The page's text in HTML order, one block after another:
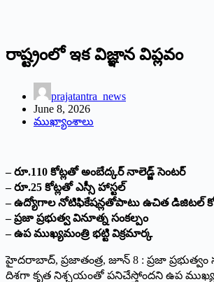
రాష్ట్రంలో ఇక విజ్ఞాన విప్లవం
prajatantra_news
June 8, 2026
ముఖ్యాంశాలు
– రూ.110 కోట్లతో అంబేద్కర్ నాలెడ్జ్ సెంటర్
– రూ.25 కోట్లతో ఎస్సీ హాస్టల్
– ఉద్యోగాల నోటిఫికేషన్లతోపాటు ఉచిత డిజిటల్
– ప్రజా ప్రభుత్వ వినూత్న సంకల్పం
– ఉప ముఖ్యమంత్రి భట్టి విక్రమార్క
హైదరాబాద్, ప్రజాతంత్ర, జూన్ 8 : ప్రజా ప్రభుత్వం
దిశగా కృత నిశ్చయంతో పనిచేస్తోందని ఉప